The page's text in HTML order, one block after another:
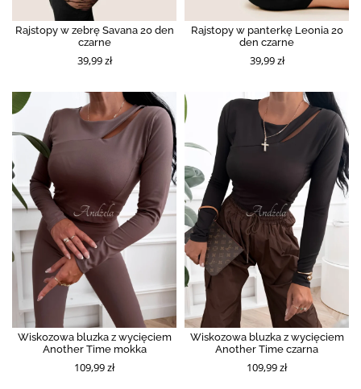
Rajstopy w zebrę Savana 20 den
czarne
39,99 zł
Rajstopy w panterkę Leonia 20
den czarne
39,99 zł
Wiskozowa bluzka z wycięciem
Another Time mokka
109,99 zł
Wiskozowa bluzka z wycięciem
Another Time czarna
109,99 zł